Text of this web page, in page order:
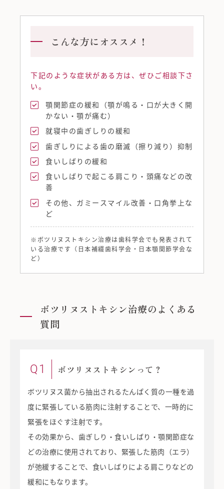
こんな方にオススメ！
下記のような症状がある方は、ぜひご相談下さ
い。
顎関節症の緩和（顎が鳴る・口が大きく開
かない・顎が痛む）
就寝中の歯ぎしりの緩和
歯ぎしりによる歯の磨滅（擦り減り）抑制
食いしばりの緩和
食いしばりで起こる肩こり・頭痛などの改
善
その他、ガミースマイル改善・口角挙上な
ど
※ボツリヌストキシン治療は歯科学会でも発表されて
いる治療です（日本補綴歯科学会・日本顎関節学会な
ど）
ボツリヌストキシン治療のよくある
質問
Q1 ボツリヌストキシンって？
ボツリヌス菌から抽出されるたんぱく質の一種を過
度に緊張している筋肉に注射することで、一時的に
緊張をほぐす注射です。
その効果から、歯ぎしり・食いしばり・顎関節症な
どの治療に使用されており、緊張した筋肉（エラ）
が弛緩することで、食いしばりによる肩こりなどの
緩和にもなります。